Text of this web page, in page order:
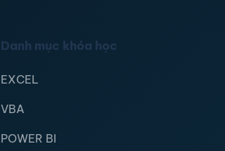
Danh mục khóa học
EXCEL
VBA
POWER BI